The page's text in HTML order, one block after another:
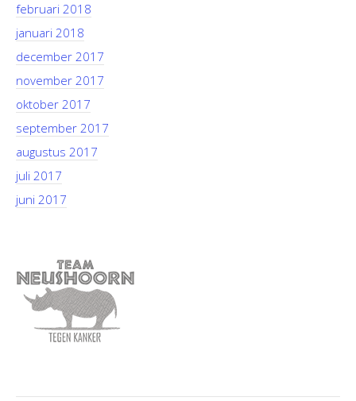
februari 2018
januari 2018
december 2017
november 2017
oktober 2017
september 2017
augustus 2017
juli 2017
juni 2017